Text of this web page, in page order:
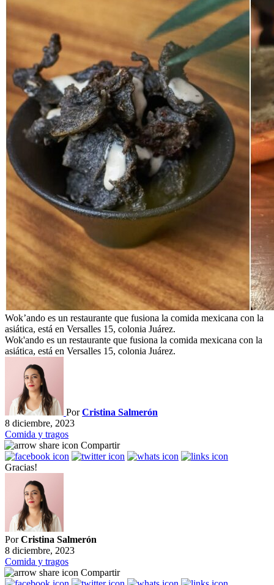
Wok’ando es un restaurante que fusiona la comida mexicana con la
asiática, está en Versalles 15, colonia Juárez.
Wok'ando es un restaurante que fusiona la comida mexicana con la
asiática, está en Versalles 15, colonia Juárez.
PorCristina Salmerón
8 diciembre, 2023
Comida y tragos
Compartir
Gracias!
PorCristina Salmerón
8 diciembre, 2023
Comida y tragos
Compartir